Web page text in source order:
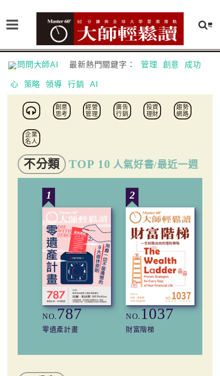
問問大師AI 最新熱門關鍵字： 管理 創意 成功
心 策略 領導 行銷 AI
創意
思考
經營
管理
廣告
行銷
投資
理財
趨勢
網路
企業
名人
不分類 TOP 10 人氣好書/最近一週
1
NO.787
零遺產計畫
2
NO.1037
財富階梯